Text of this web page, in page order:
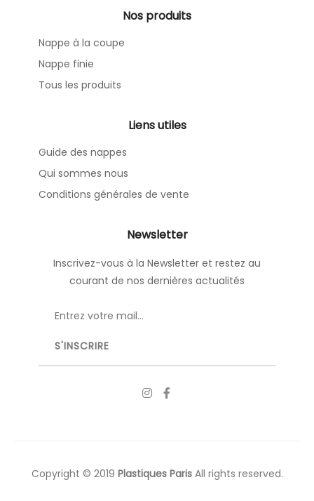
Nos produits
Nappe à la coupe
Nappe finie
Tous les produits
Liens utiles
Guide des nappes
Qui sommes nous
Conditions générales de vente
Newsletter
Inscrivez-vous à la Newsletter et restez au
courant de nos dernières actualités
Copyright © 2019 Plastiques ParisAll rights reserved.